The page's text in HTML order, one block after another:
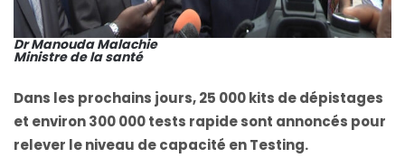
Dr Manouda Malachie
Ministre de la santé
Dans les prochains jours, 25 000 kits de dépistages
et environ 300 000 tests rapide sont annoncés pour
relever le niveau de capacité en Testing.